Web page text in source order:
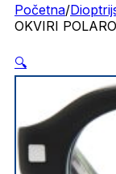
Početna/
OKVIRI
🔍